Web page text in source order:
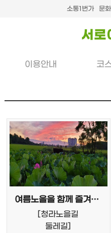
서로
이용안내 코
소통1번가 문
여름노을을 함께 즐겨보아요
[청라노을길
둘레길]